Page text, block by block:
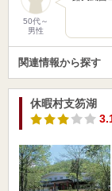
50代～
男性
関連情報から探す
休暇村支笏湖